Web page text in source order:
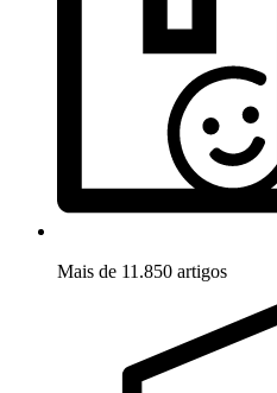
Mais de 11.850 artigos